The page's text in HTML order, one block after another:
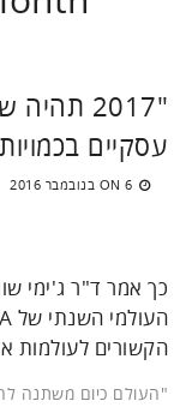
"2017
עסקיים
ON 6 בנובמבר 2016
הקשורים לעולמות